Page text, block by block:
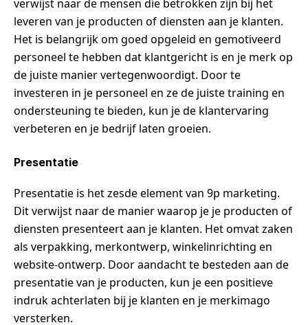
verwijst naar de mensen die betrokken zijn bij het
leveren van je producten of diensten aan je klanten.
Het is belangrijk om goed opgeleid en gemotiveerd
personeel te hebben dat klantgericht is en je merk op
de juiste manier vertegenwoordigt. Door te
investeren in je personeel en ze de juiste training en
ondersteuning te bieden, kun je de klantervaring
verbeteren en je bedrijf laten groeien.
Presentatie
Presentatie is het zesde element van 9p marketing.
Dit verwijst naar de manier waarop je je producten of
diensten presenteert aan je klanten. Het omvat zaken
als verpakking, merkontwerp, winkelinrichting en
website-ontwerp. Door aandacht te besteden aan de
presentatie van je producten, kun je een positieve
indruk achterlaten bij je klanten en je merkimago
versterken.